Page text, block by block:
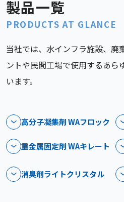
製品一覧
PRODUCTS AT GLANCE
当社では、水インフラ施設、廃
ントや民間工場で使用するあら
います。
高分子凝集剤 WAフロック
重金属固定剤 WAキレート
消臭剤ライトクリスタル